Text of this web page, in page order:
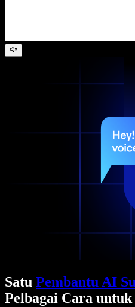
Satu Pembantu AI
Pelbagai Cara